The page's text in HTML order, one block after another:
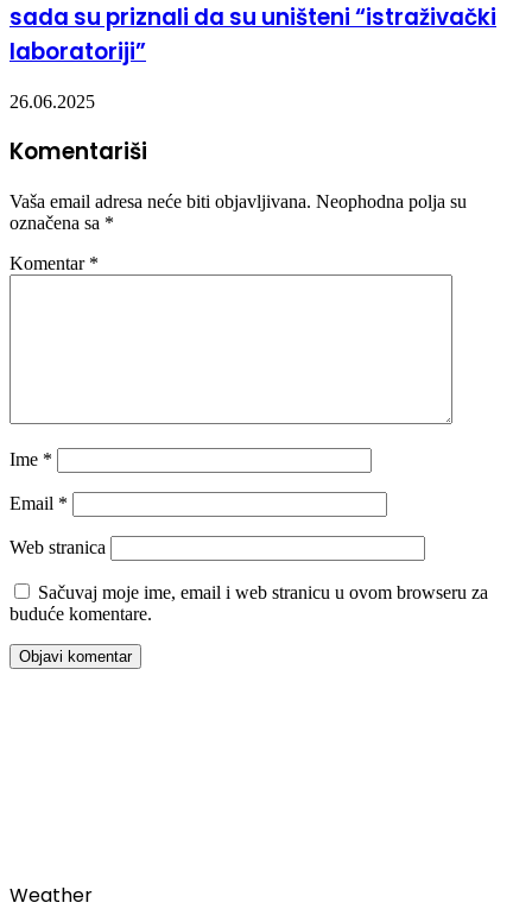
sada su priznali da su uništeni “istraživački
laboratoriji”
26.06.2025
Komentariši
Vaša email adresa neće biti objavljivana. Neophodna polja su
označena sa *
Komentar *
Ime *
Email *
Web stranica
Sačuvaj moje ime, email i web stranicu u ovom browseru za
buduće komentare.
Weather